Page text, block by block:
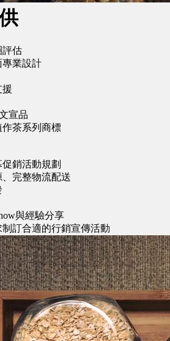
評估
專業設計
援
宣品
茶系列商標
銷活動規劃
完整物流配送
與經驗分享
訂合適的行銷宣傳活動